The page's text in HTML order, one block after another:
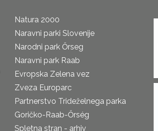
Natura 2000
Naravni parki Slovenije
Narodni park Őrseg
Naravni park Raab
Evropska Zelena vez
Zveza Europarc
Partnerstvo Trideželnega parka
Goričko-Raab-Őrség
Spletna stran - arhiv